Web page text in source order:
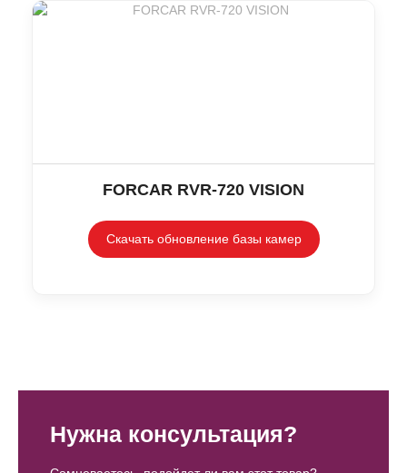
FORCAR RVR-720 VISION
Скачать обновление базы камер
Нужна консультация?